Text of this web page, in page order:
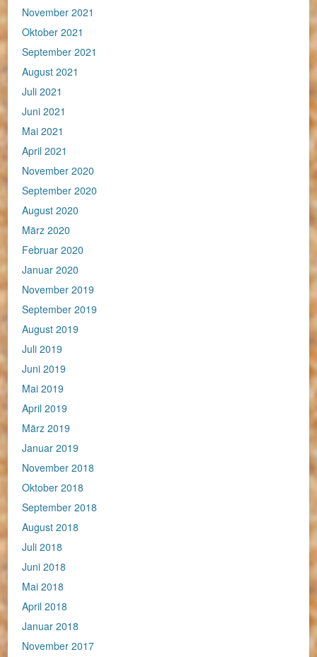
November 2021
Oktober 2021
September 2021
August 2021
Juli 2021
Juni 2021
Mai 2021
April 2021
November 2020
September 2020
August 2020
März 2020
Februar 2020
Januar 2020
November 2019
September 2019
August 2019
Juli 2019
Juni 2019
Mai 2019
April 2019
März 2019
Januar 2019
November 2018
Oktober 2018
September 2018
August 2018
Juli 2018
Juni 2018
Mai 2018
April 2018
Januar 2018
November 2017